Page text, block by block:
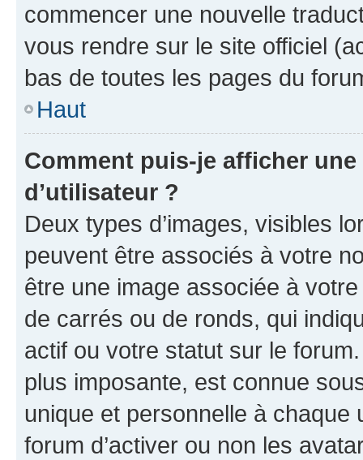
commencer une nouvelle
vous rendre sur le site officiel
bas de toutes les pages du
Haut
Comment puis-je afficher
d’utilisateur ?
Deux types d’images, visibles
peuvent être associés à votre
être une image associée à
de carrés ou de ronds, qui
actif ou votre statut sur le
plus imposante, est connue
unique et personnelle à chaque
forum d’activer ou non les